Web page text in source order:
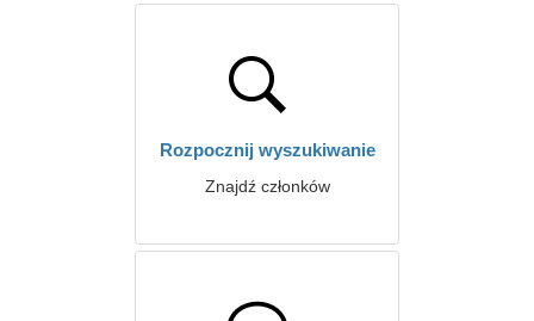
Rozpocznij wyszukiwanie
Znajdź członków